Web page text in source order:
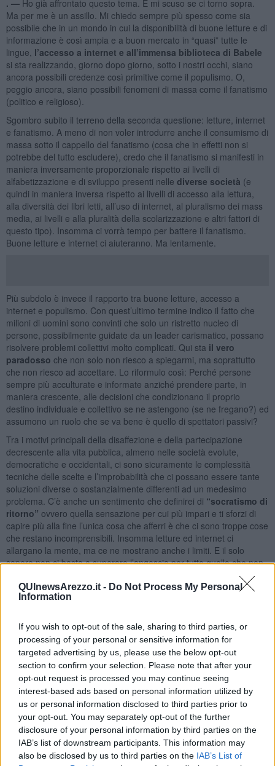
QUInewsArezzo.it - Do Not Process My Personal
Information
If you wish to opt-out of the sale, sharing to third parties, or
processing of your personal or sensitive information for
targeted advertising by us, please use the below opt-out
section to confirm your selection. Please note that after your
opt-out request is processed you may continue seeing
interest-based ads based on personal information utilized by
us or personal information disclosed to third parties prior to
your opt-out. You may separately opt-out of the further
disclosure of your personal information by third parties on the
IAB’s list of downstream participants. This information may
also be disclosed by us to third parties on the IAB’s List of
. — Ho già affrontato questo tema. E mi scuso se ci torno sopra.
Ma per me è un assillo. Mi chiedo sempre più spesso come sia
possibile che in un mondo in cui la disponibilità di buone letture e di
informazione è così ampia e a buon mercato in “quasi” tutte le
lingue, l’accesso a internet e all’immensa biblioteca di Babele
si sta realizzando, giorno dopo giorno, sotto i nostri occhi, siano
ancora possibili credenze così primitive come il populismo. O,
peggio ancora, siano possibili fenomeni di massa come il fanatismo
(politico e religioso).
Sgombro subito il terreno della seconda questione: letture, internet
e fanatismo. A meno di non voler introdurre anche il consumismo di
massa sotto il cappello del fanatismo (cosa che in effetti non si
potrebbe del tutto escludere), credo che il fanatismo si manifesti in
maniera inversamente proporzionale rispetto ai livelli di
alfabetizzazione e di sviluppo presenti nelle diverse società (e
quindi in maniera inversa rispetto ai livelli di accesso alla lettura,
alla diversità dei libri letti, all’uso di internet, al pluralismo dei mass
media, ai livelli e alla pluralità della scolarizzazione e altri fattori di
questo tipo). Insomma ci vorrà tempo per battere il fanatismo.
Buone letture e internet ci aiuteranno. Ma lentamente.
Più subdolo è invece il rapporto tra buone letture, accesso a
internet e populismo. Con quest’ultimo termine indico il fatto che
milioni di uomini sono convinti che solo un ristretto nucleo di
persone, possibilmente guidate da un leader carismatico, possano
risolvere problemi collettivi molto complicati. Qui sta il vero
paradosso che non solo non riesco a spiegarmi, ma soprattutto
che non riesco ad accettare. Lo riformulo così: Perché persone
sempre più acculturate e informate anziché prendere parte, in
maniera crescente, alle decisioni che condizionano il proprio
destino individuale e collettivo se ne astengono (se ne fregano?) ed
assumono un ruolo che se va bene è quello di spettatori passivi?
Tra i motivi principali della disaffezione e della partecipazione
decrescente alla vita pubblica, almeno nelle società evolute,
democratiche e occidentali, ci sono sicuramente le complessità
tecniche delle scelte e l’improbabilità che ci possano essere tante
soluzioni diverse o sostanzialmente differenti ad un medesimo
problema. C’è anche un sentimento che definirei di “socratismo di
ritorno” ovvero quella sensazione per cui più impari e ti sforzi di
capire più alla fine l’unica cosa che afferri è che ci sono troppe cose
che restano incomprensibili. Insomma letture ed internet ci
allargano la mente, ma ce ne mostrano anche i limiti. E il solo
sapere non ci basta a superare l’angoscia per tutto quello che non
sappiamo e questo a volte ci paralizza e ci scoraggia. Quindi ci
sono anche ragioni accettabili che spingono una parte dell’opinione
pubblica a delegare ad altri le soluzioni da adottare e le tattiche per
motivazioni meno generose, che probabilmente hanno un certo
peso nell’ingrossare le fila dei disaffezionati e dei menefreghisti.
Ma quello che mi risulta più fastidioso è che molti affidino le
soluzioni dei problemi collettivi a gruppi o leader che non sembrano
affatto meritare la fiducia dei cittadini e che propongono soluzioni in
base a ragionamenti emotivi.Di pancia.Insomma non trovo niente
di male nel delegare altri a scegliere per noi, ma nel momento in
cui deleghiamo abbiamo l’obbligo morale di selezionare i soggetti
migliori (e anche qui buone letture e informazioni non mancano per
effettuare scelte corrette). Allora come è possibile che ci sia ancora
spazio per soluzioni “spazzatura” e per “idee e personaggi